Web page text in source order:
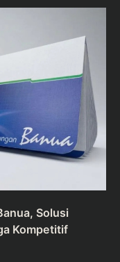
Solusi
Kompetitif